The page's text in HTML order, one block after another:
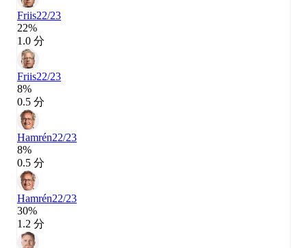
Friis22/23
22%
1.0 分
Friis22/23
8%
0.5 分
Hamrén22/23
8%
0.5 分
Hamrén22/23
30%
1.2 分